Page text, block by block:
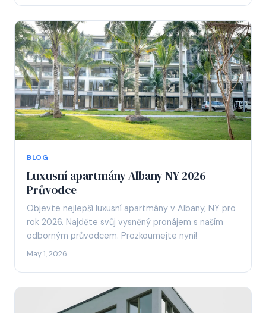
BLOG
Luxusní apartmány Albany NY 2026
Průvodce
Objevte nejlepší luxusní apartmány v Albany, NY pro
rok 2026. Najděte svůj vysněný pronájem s naším
odborným průvodcem. Prozkoumejte nyní!
May 1, 2026